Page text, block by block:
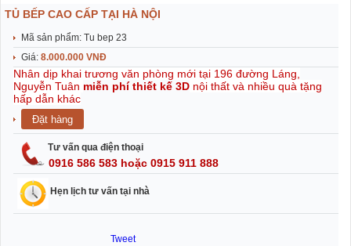
TỦ BẾP CAO CẤP TẠI HÀ NỘI
Mã sản phẩm: Tu bep 23
Giá: 8.000.000 VNĐ
Nhân dịp khai trương văn phòng mới tại 196 đường Láng,
Nguyễn Tuân miễn phí thiết kế 3D nội thất và nhiều quà tặng
hấp dẫn khác
Tư vấn qua điện thoại
0916 586 583 hoặc 0915 911 888
Hẹn lịch tư vấn tại nhà
Tweet